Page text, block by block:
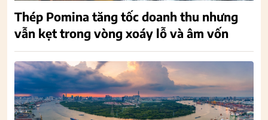
Thép Pomina tăng tốc doanh thu nhưng
vẫn kẹt trong vòng xoáy lỗ và âm vốn